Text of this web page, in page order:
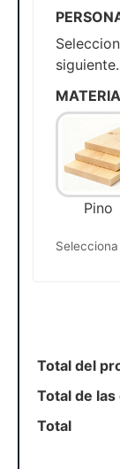
Pino
Total del
Total de
Total